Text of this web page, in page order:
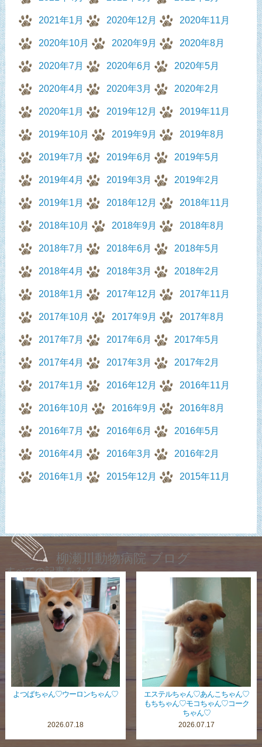
2021年1月 2020年12月 2020年11月
2020年10月 2020年9月 2020年8月
2020年7月 2020年6月 2020年5月
2020年4月 2020年3月 2020年2月
2020年1月 2019年12月 2019年11月
2019年10月 2019年9月 2019年8月
2019年7月 2019年6月 2019年5月
2019年4月 2019年3月 2019年2月
2019年1月 2018年12月 2018年11月
2018年10月 2018年9月 2018年8月
2018年7月 2018年6月 2018年5月
2018年4月 2018年3月 2018年2月
2018年1月 2017年12月 2017年11月
2017年10月 2017年9月 2017年8月
2017年7月 2017年6月 2017年5月
2017年4月 2017年3月 2017年2月
2017年1月 2016年12月 2016年11月
2016年10月 2016年9月 2016年8月
2016年7月 2016年6月 2016年5月
2016年4月 2016年3月 2016年2月
2016年1月 2015年12月 2015年11月
柳瀬川動物病院 ブログ
すべての記事をみる
よつばちゃん♡ウーロンちゃん♡
2026.07.18
エステルちゃん♡あんこちゃん♡
もちちゃん♡モコちゃん♡コーク
ちゃん♡
2026.07.17